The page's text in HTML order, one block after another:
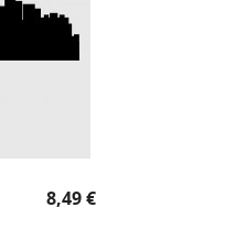
Prix
8,49 €